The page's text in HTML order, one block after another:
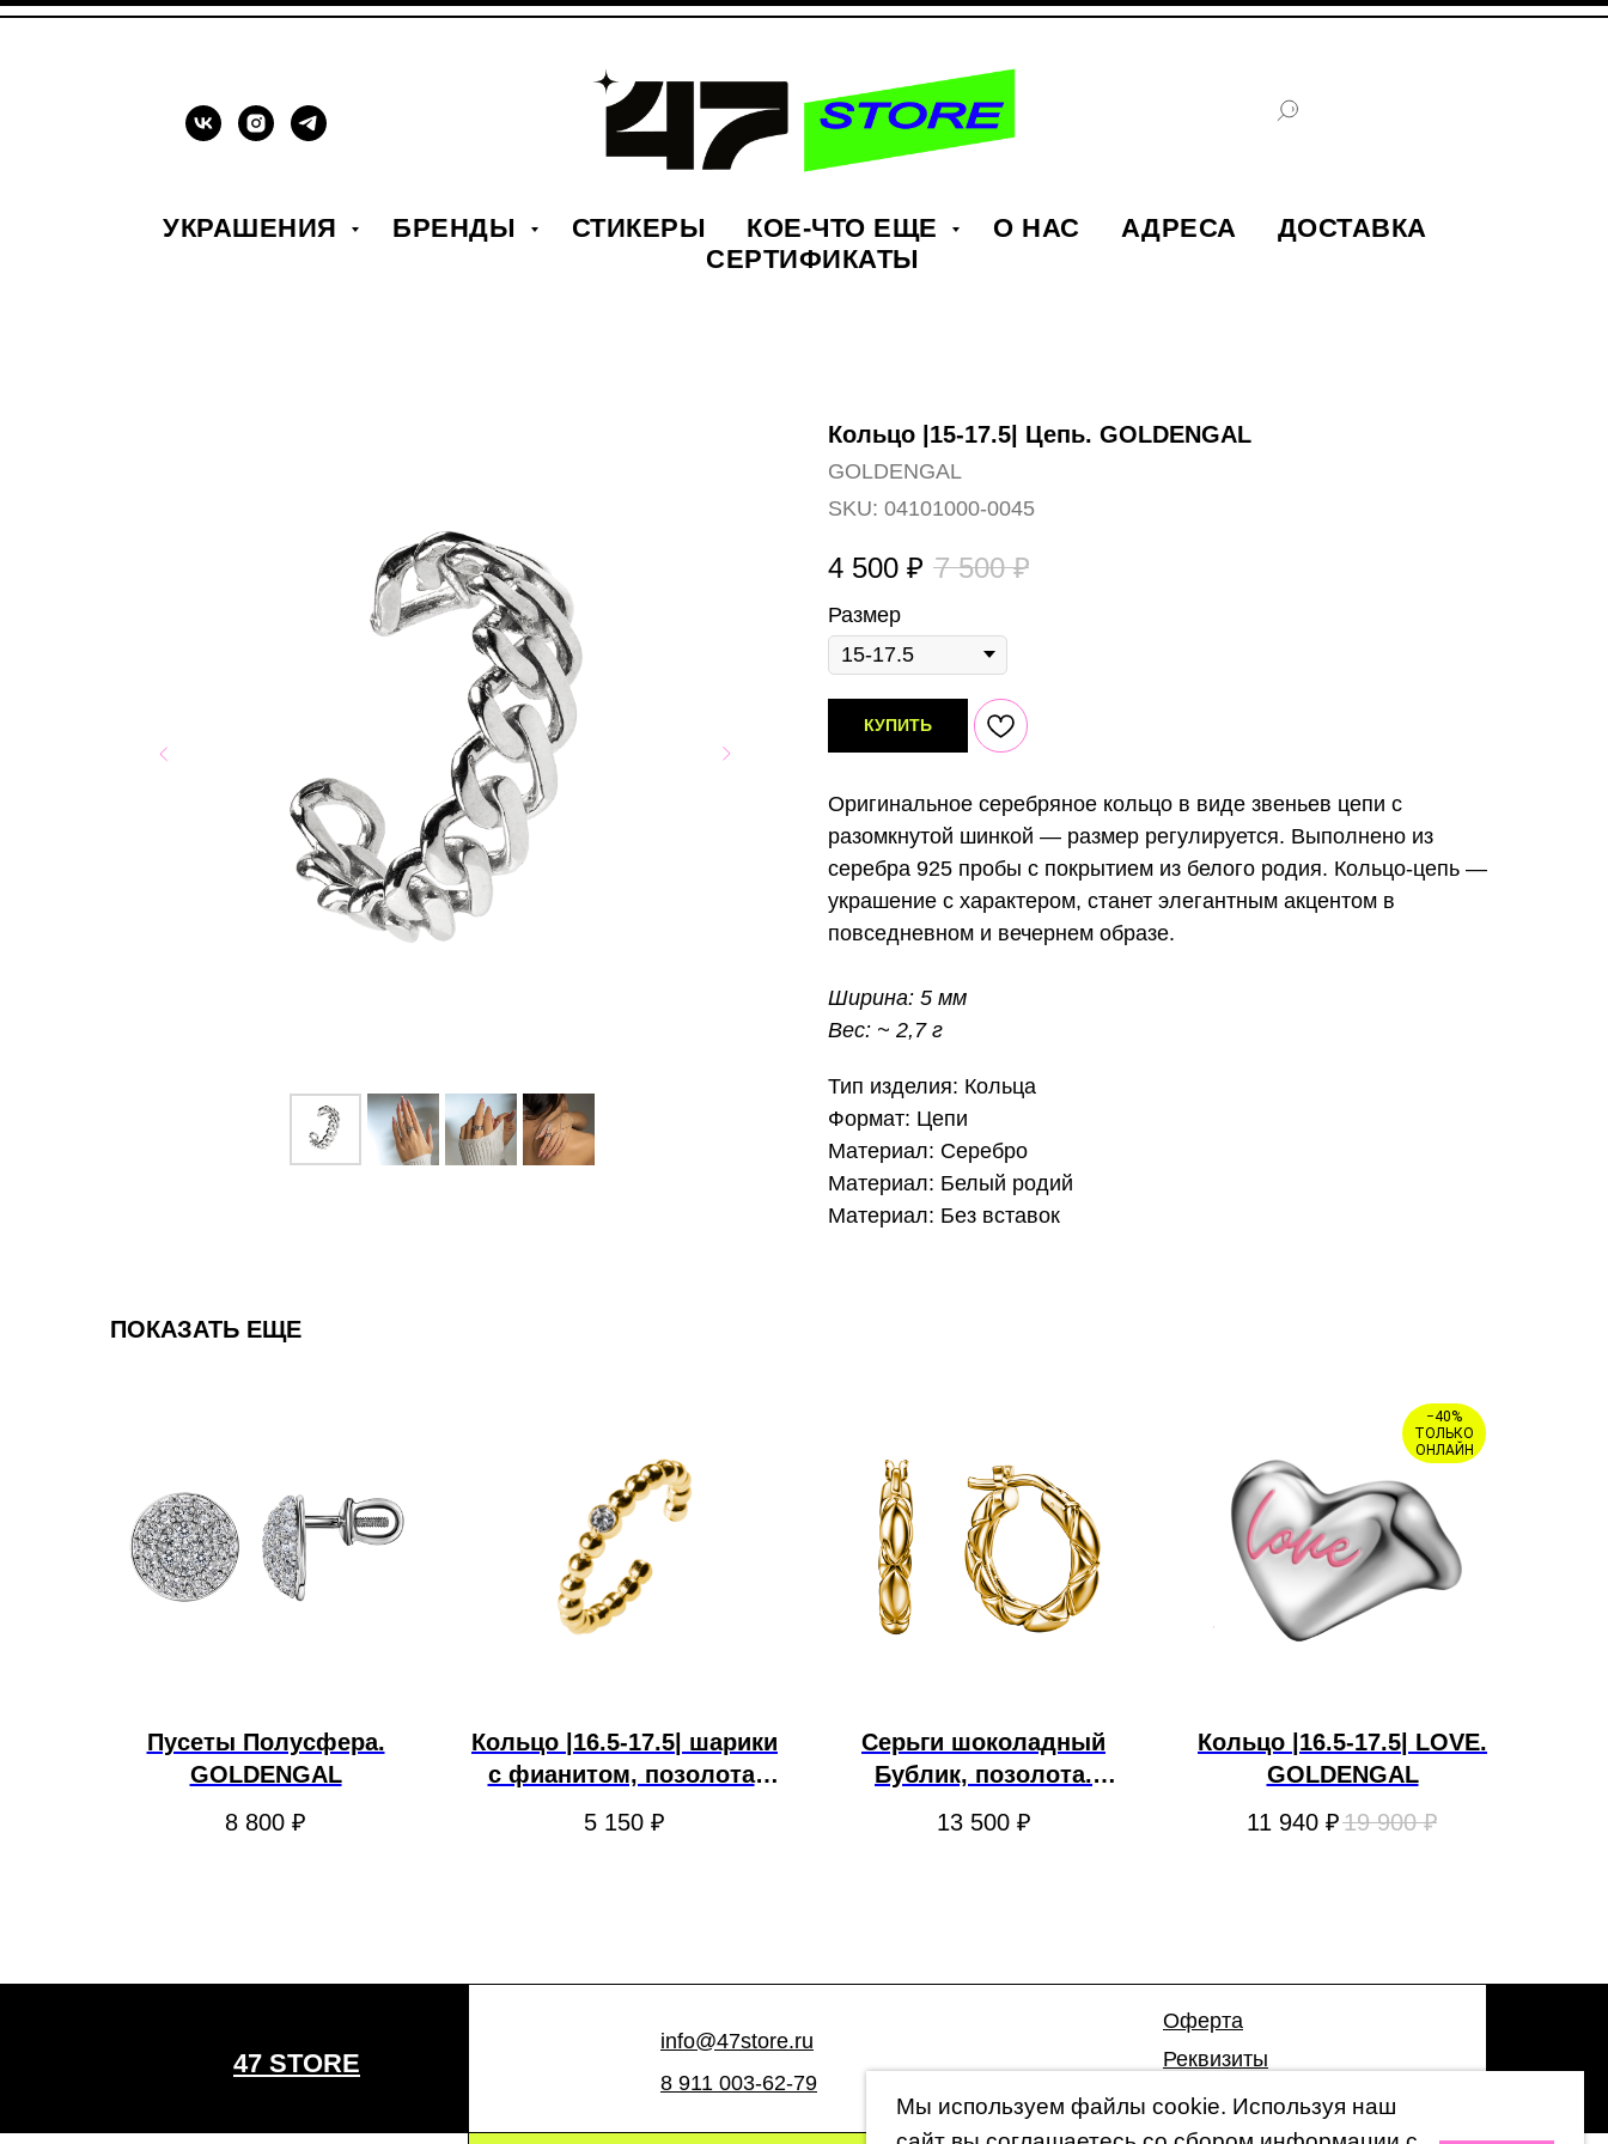
УКРАШЕНИЯ БРЕНДЫ СТИКЕРЫ КОЕ-ЧТО ЕЩЕ О НАС АДРЕСА
ДОСТАВКА
СЕРТИФИКАТЫ
Мы используем файлы cookie. Используя наш
Кольцо |15-17.5| Цепь. GOLDENGAL
GOLDENGAL
SKU: 04101000-0045
4 500 ₽ 7 500 ₽
Размер
КУПИТЬ
Оригинальное серебряное кольцо в виде звеньев цепи с
разомкнутой шинкой — размер регулируется. Выполнено из
серебра 925 пробы с покрытием из белого родия. Кольцо-цепь —
украшение с характером, станет элегантным акцентом в
повседневном и вечернем образе.
Ширина: 5 мм
Вес: ~ 2,7 г
Тип изделия: Кольца
Формат: Цепи
Материал: Серебро
Материал: Белый родий
Материал: Без вставок
ПОКАЗАТЬ ЕЩЕ
Пусеты Полусфера.
GOLDENGAL
8 800 ₽
Кольцо |16.5-17.5| шарики
с фианитом, позолота.
5 150 ₽
Серьги шоколадный
Бублик, позолота.
13 500 ₽
−40%
ТОЛЬКО
ОНЛАЙН
Кольцо |16.5-17.5| LOVE.
GOLDENGAL
11 940 ₽19 900 ₽
info@47store.ru
Оферта
Реквизиты
Гарантия
47 STORE
8 911 003-62-79